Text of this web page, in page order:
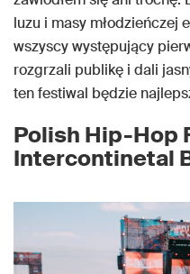
luzu i masy młodzieńczej
wszyscy występujący
rozgrzali publikę i dali
ten festiwal będzie
Polish Hip-Hop
Intercontinetal